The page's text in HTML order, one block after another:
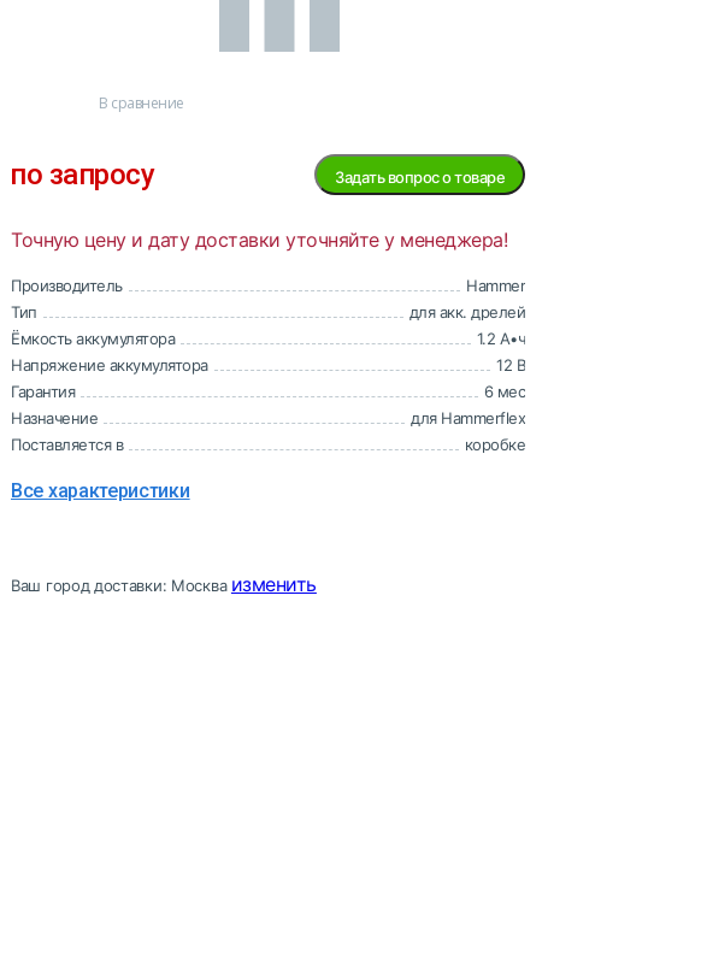
В сравнение
по запросу Задать вопрос о товаре
Точную цену и дату доставки уточняйте у менеджера!
Производитель
Hammer
Тип
для акк. дрелей
Ёмкость аккумулятора
1.2 А•ч
Напряжение аккумулятора
12 В
Гарантия
6 мес
Назначение
для Hammerflex
Поставляется в
коробке
Все характеристики
Ваш город доставки: Москва изменить